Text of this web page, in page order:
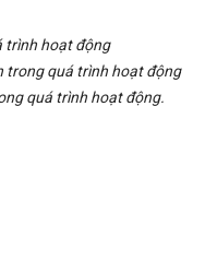
trình hoạt động
trong quá trình hoạt động
quá trình hoạt động.